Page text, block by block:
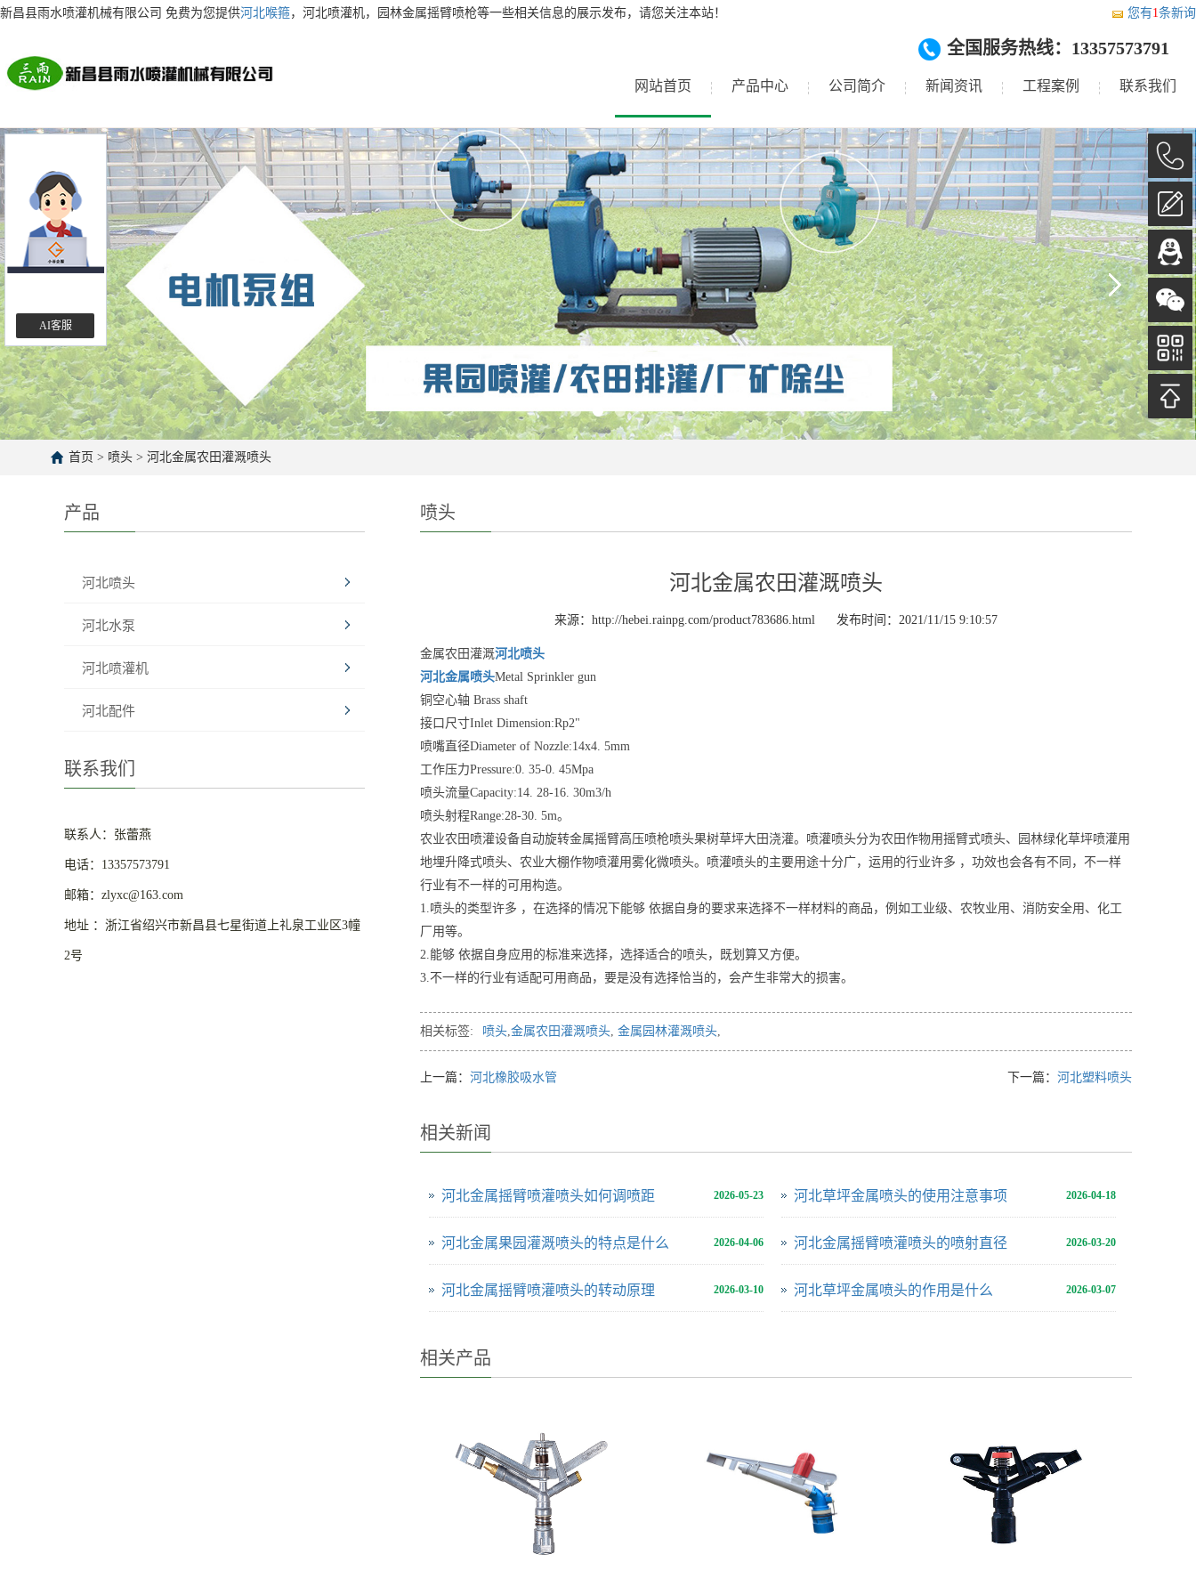
新昌县雨水喷灌机械有限公司 免费为您提供河北喉箍 ，河北喷灌机，园林金属摇臂喷枪等一些相关信息的展示发布，请您关注本站！ 您有1条新
网站首页 产品中心 公司简介 新闻资讯 工程案例 联系我们
全国服务热线：13357573791
首页 > 喷头 > 河北金属农田灌溉喷头
产品
河北喷头
河北水泵
河北喷灌机
河北配件
联系我们
联系人：张蕾燕
电话：13357573791
邮箱：zlyxc@163.com
地址 ：浙江省绍兴市新昌县七星街道上礼泉工业区3幢
2号
喷头
河北金属农田灌溉喷头
来源：http://hebei.rainpg.com/product783686.html 发布时间：2021/11/15 9:10:57
金属农田灌溉河北喷头
河北金属喷头Metal Sprinkler gun
铜空心轴 Brass shaft
接口尺寸Inlet Dimension:Rp2"
喷嘴直径Diameter of Nozzle:14x4. 5mm
工作压力Pressure:0. 35-0. 45Mpa
喷头流量Capacity:14. 28-16. 30m3/h
喷头射程Range:28-30. 5m。
农业农田喷灌设备自动旋转金属摇臂高压喷枪喷头果树草坪大田浇灌。喷灌喷头分为农田作物用摇臂式喷头、园林绿化草坪喷灌用
地埋升降式喷头、农业大棚作物喷灌用雾化微喷头。喷灌喷头的主要用途十分广，运用的行业许多 ，功效也会各有不同，不一样
行业有不一样的可用构造。
1.喷头的类型许多 ，在选择的情况下能够 依据自身的要求来选择不一样材料的商品，例如工业级、农牧业用、消防安全用、化工
厂用等。
2.能够 依据自身应用的标准来选择，选择适合的喷头，既划算又方便。
3.不一样的行业有适配可用商品，要是没有选择恰当的，会产生非常大的损害。
相关标签: 喷头,金属农田灌溉喷头, 金属园林灌溉喷头,
上一篇： 河北橡胶吸水管 下一篇： 河北塑料喷头
相关新闻
2026-05-23
河北金属摇臂喷灌喷头如何调喷距 2026-04-18
河北草坪金属喷头的使用注意事项
2026-04-06
河北金属果园灌溉喷头的特点是什么 2026-03-20
河北金属摇臂喷灌喷头的喷射直径
2026-03-10
河北金属摇臂喷灌喷头的转动原理 2026-03-07
河北草坪金属喷头的作用是什么
相关产品
AI客服